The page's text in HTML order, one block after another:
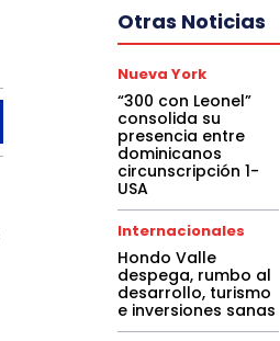
Otras Noticias
Nueva York
“300 con Leonel”
consolida su
presencia entre
dominicanos
circunscripción 1-
USA
Internacionales
Hondo Valle
despega, rumbo al
desarrollo, turismo
e inversiones sanas